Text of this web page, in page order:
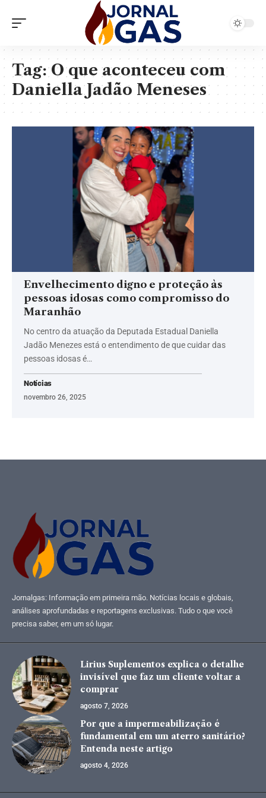
Tag:O que aconteceu com
Daniella Jadão Meneses
Envelhecimento digno e proteção às
pessoas idosas como compromisso do
Maranhão
No centro da atuação da Deputada Estadual Daniella
Jadão Menezes está o entendimento de que cuidar das
pessoas idosas é…
Notícias
novembro 26, 2025
Jornalgas: Informação em primeira mão. Notícias locais e globais,
análises aprofundadas e reportagens exclusivas. Tudo o que você
precisa saber, em um só lugar.
Lirius Suplementos explica o detalhe
invisível que faz um cliente voltar a
comprar
agosto 7, 2026
Por que a impermeabilização é
fundamental em um aterro sanitário?
Entenda neste artigo
agosto 4, 2026